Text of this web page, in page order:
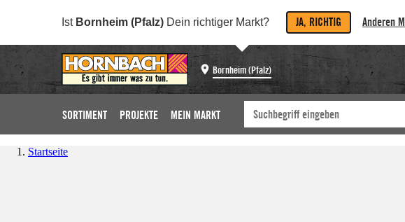
Ist Bornheim (Pfalz) Dein richtiger Markt? JA, RICHTIG Anderen
Bornheim (Pfalz)
SORTIMENT PROJEKTE MEIN MARKT
Startseite